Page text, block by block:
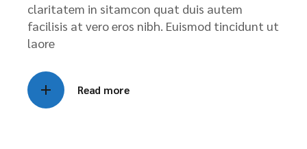
claritatem in sitamcon quat duis autem
facilisis at vero eros nibh. Euismod tincidunt ut
laore
Read more